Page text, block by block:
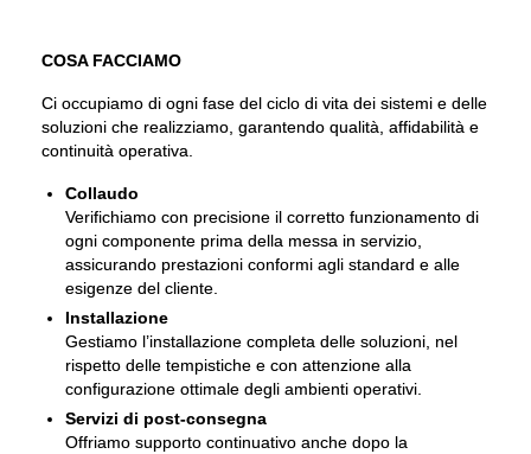
COSA FACCIAMO
Ci occupiamo di ogni fase del ciclo di vita dei sistemi e delle
soluzioni che realizziamo, garantendo qualità, affidabilità e
continuità operativa.
Collaudo
Verifichiamo con precisione il corretto funzionamento di
ogni componente prima della messa in servizio,
assicurando prestazioni conformi agli standard e alle
esigenze del cliente.
Installazione
Gestiamo l’installazione completa delle soluzioni, nel
rispetto delle tempistiche e con attenzione alla
configurazione ottimale degli ambienti operativi.
Servizi di post-consegna
Offriamo supporto continuativo anche dopo la